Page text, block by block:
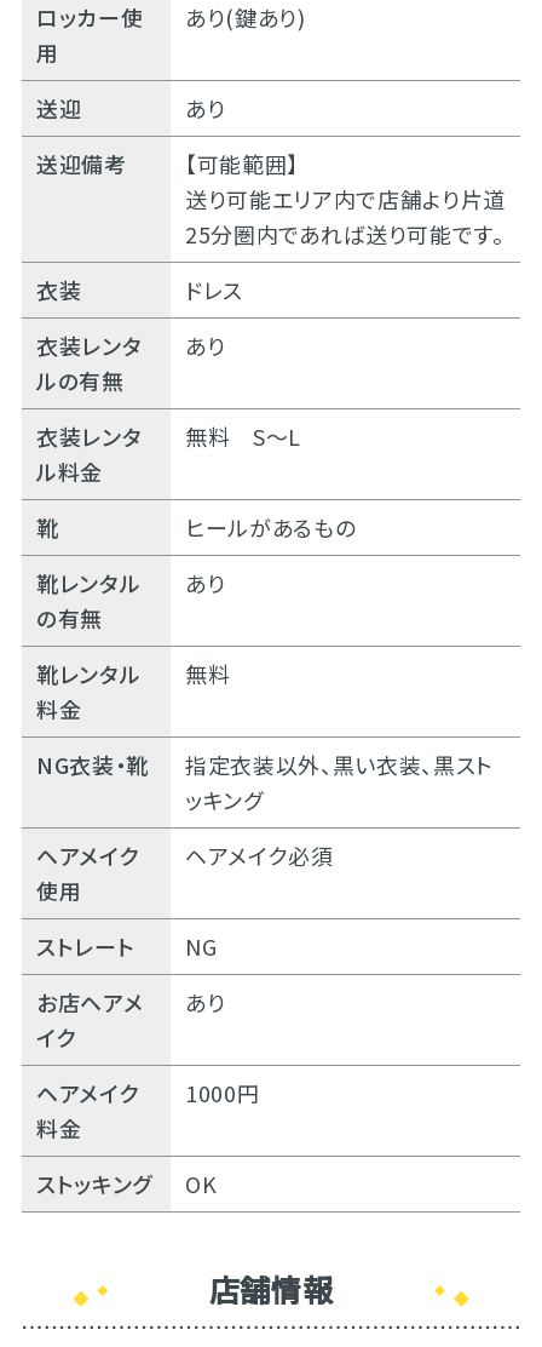
ロッカー使
用
あり(鍵あり)
送迎
あり
送迎備考
【可能範囲】
送り可能エリア内で店舗より片道
25分圏内であれば送り可能です。
衣装
ドレス
衣装レンタ
ルの有無
あり
衣装レンタ
ル料金
無料 S～L
靴
ヒールがあるもの
靴レンタル
の有無
あり
靴レンタル
料金
無料
NG衣装・靴
指定衣装以外、黒い衣装、黒スト
ッキング
ヘアメイク
使用
ヘアメイク必須
ストレート
NG
お店ヘアメ
イク
あり
ヘアメイク
料金
1000円
ストッキング OK
店舗情報